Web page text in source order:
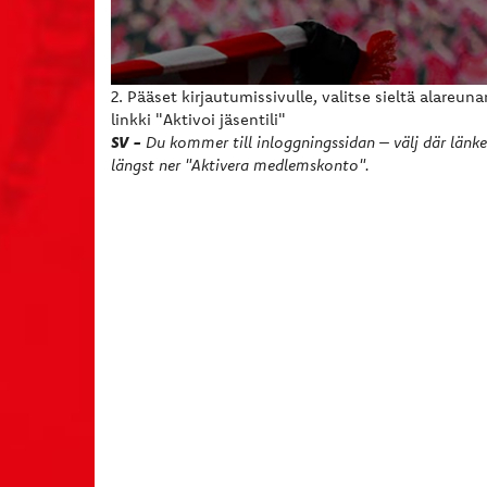
2. Pääset kirjautumissivulle, valitse sieltä
linkki "Aktivoi jäsentili"
SV - Du kommer till inloggningssidan – välj där
längst ner "Aktivera medlemskonto".